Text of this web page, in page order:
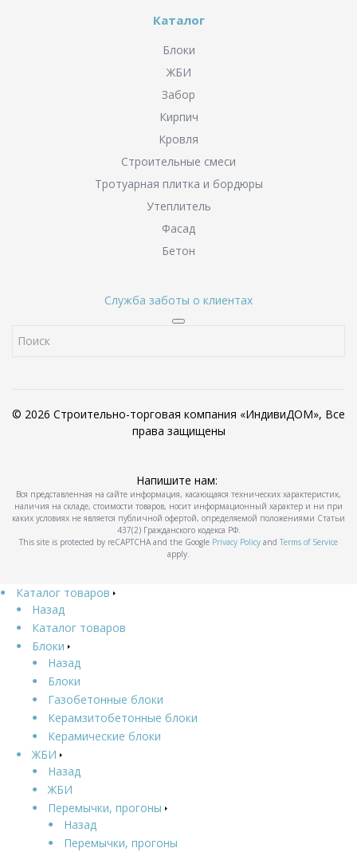
Каталог
Блоки
ЖБИ
Забор
Кирпич
Кровля
Строительные смеси
Тротуарная плитка и бордюры
Утеплитель
Фасад
Бетон
Служба заботы о клиентах
© 2026 Строительно-торговая компания «ИндивиДОМ», Все
права защищены
Напишите нам:
Вся представленная на сайте информация, касающаяся технических характеристик,
наличия на складе, стоимости товаров, носит информационный характер и ни при
каких условиях не является публичной офертой, определяемой положениями Статьи
437(2) Гражданского кодекса РФ.
This site is protected by reCAPTCHA and the Google Privacy Policy and Terms of Service
apply.
Каталог товаров
Назад
Каталог товаров
Блоки
Назад
Блоки
Газобетонные блоки
Керамзитобетонные блоки
Керамические блоки
ЖБИ
Назад
ЖБИ
Перемычки, прогоны
Назад
Перемычки, прогоны